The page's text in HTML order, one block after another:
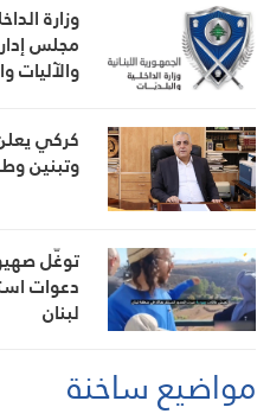
وزارة
مجلس
والآليات
كركي
وتبنين
توغّل
دعوات
لبنان
مواضيع ساخنة